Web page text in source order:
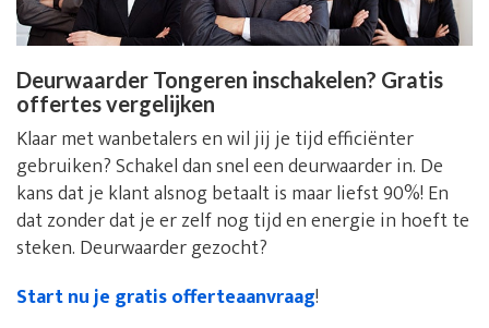
Deurwaarder Tongeren inschakelen? Gratis
offertes vergelijken
Klaar met wanbetalers en wil jij je tijd efficiënter
gebruiken? Schakel dan snel een deurwaarder in. De
kans dat je klant alsnog betaalt is maar liefst 90%! En
dat zonder dat je er zelf nog tijd en energie in hoeft te
steken. Deurwaarder gezocht?
Start nu je gratis offerteaanvraag!